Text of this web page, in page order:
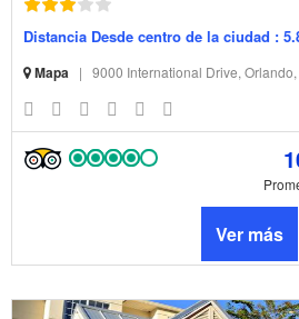
Distancia Desde centro de la ciudad :
Mapa | 9000 International Drive,
Ver más